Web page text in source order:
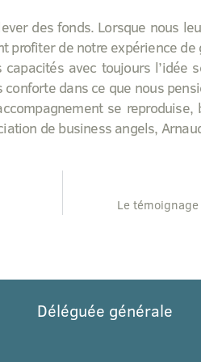
des fonds. Lorsque nous
profiter de notre expérience
avec toujours l’idée
dans ce que nous
se
de business angels,
Le témoignage
Déléguée générale